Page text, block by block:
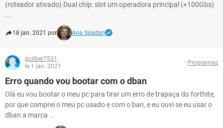
(roteador ativado) Dual chip: slot um operadora principal (+100Gbs)
...
18 jan. 2021 por Ana Spadari
guilber7531
le 1 jan. 2021
Programas
Erro quando vou bootar com o dban
Olá eu vou bootar o meu pc para tirar um erro de trapaça do forthite,
por que comprei o meu pc usado e com o ban, e eu ouvi se eu usar o
dban a marca ...